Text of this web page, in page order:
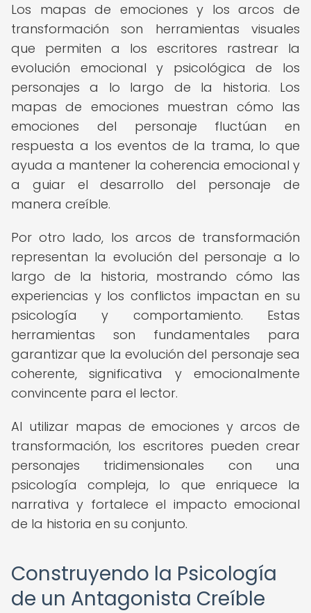
Los mapas de emociones y los arcos de
transformación son herramientas visuales
que permiten a los escritores rastrear la
evolución emocional y psicológica de los
personajes a lo largo de la historia. Los
mapas de emociones muestran cómo las
emociones del personaje fluctúan en
respuesta a los eventos de la trama, lo que
ayuda a mantener la coherencia emocional y
a guiar el desarrollo del personaje de
manera creíble.
Por otro lado, los arcos de transformación
representan la evolución del personaje a lo
largo de la historia, mostrando cómo las
experiencias y los conflictos impactan en su
psicología y comportamiento. Estas
herramientas son fundamentales para
garantizar que la evolución del personaje sea
coherente, significativa y emocionalmente
convincente para el lector.
Al utilizar mapas de emociones y arcos de
transformación, los escritores pueden crear
personajes tridimensionales con una
psicología compleja, lo que enriquece la
narrativa y fortalece el impacto emocional
de la historia en su conjunto.
Construyendo la Psicología
de un Antagonista Creíble